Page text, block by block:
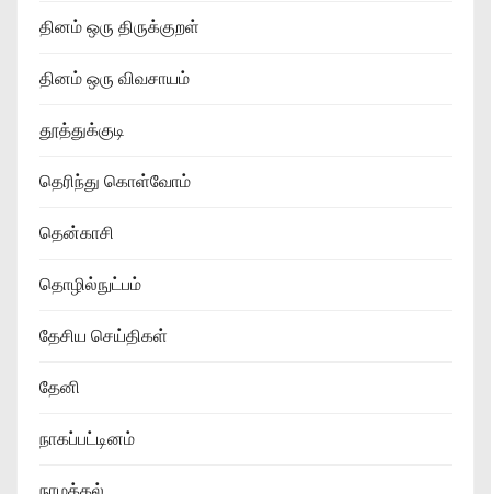
தினம் ஒரு திருக்குறள்
தினம் ஒரு விவசாயம்
தூத்துக்குடி
தெரிந்து கொள்வோம்
தென்காசி
தொழில்நுட்பம்
தேசிய செய்திகள்
தேனி
நாகப்பட்டினம்